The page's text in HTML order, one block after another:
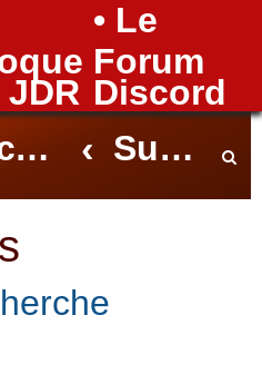
• Le
Forum
Discord
Rechercher Sujets actifs